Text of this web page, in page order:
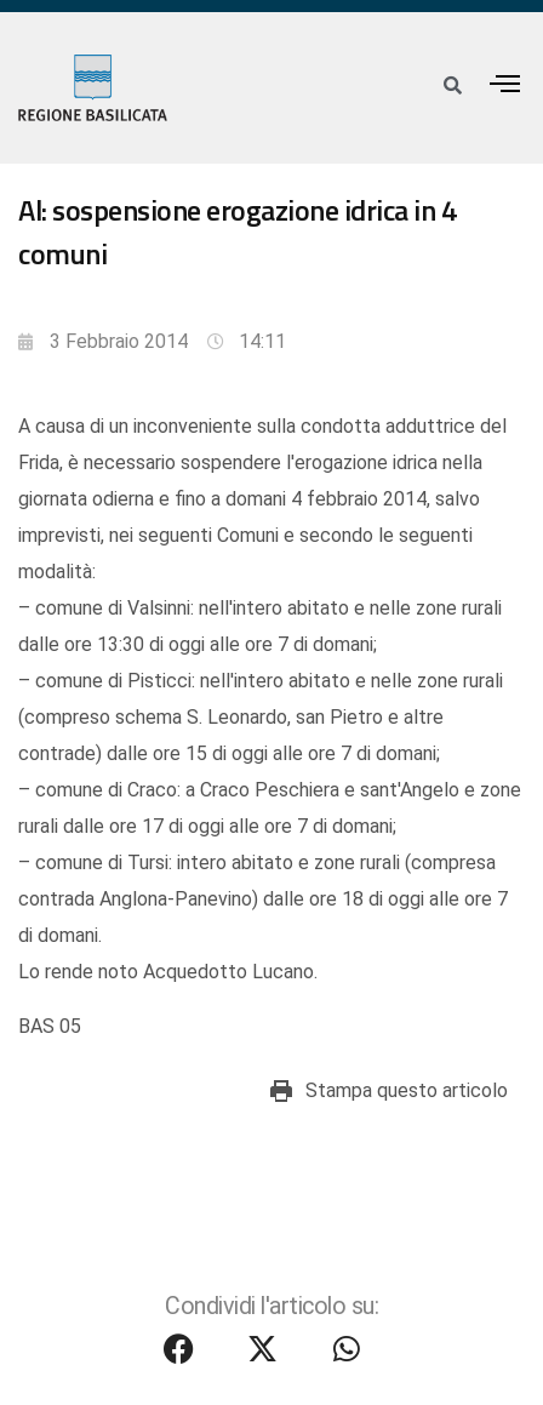
Al: sospensione erogazione idrica in 4
comuni
3 Febbraio 2014 14:11
A causa di un inconveniente sulla condotta adduttrice del
Frida, è necessario sospendere l'erogazione idrica nella
giornata odierna e fino a domani 4 febbraio 2014, salvo
imprevisti, nei seguenti Comuni e secondo le seguenti
modalità:
– comune di Valsinni: nell'intero abitato e nelle zone rurali
dalle ore 13:30 di oggi alle ore 7 di domani;
– comune di Pisticci: nell'intero abitato e nelle zone rurali
(compreso schema S. Leonardo, san Pietro e altre
contrade) dalle ore 15 di oggi alle ore 7 di domani;
– comune di Craco: a Craco Peschiera e sant'Angelo e zone
rurali dalle ore 17 di oggi alle ore 7 di domani;
– comune di Tursi: intero abitato e zone rurali (compresa
contrada Anglona-Panevino) dalle ore 18 di oggi alle ore 7
di domani.
Lo rende noto Acquedotto Lucano.
BAS 05
Stampa questo articolo
Condividi l'articolo su: